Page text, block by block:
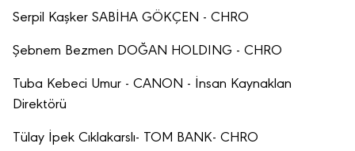
Serpil Kaşker SABİHA GÖKÇEN - CHRO
Şebnem Bezmen DOĞAN HOLDING - CHRO
Tuba Kebeci Umur - CANON - İnsan Kaynaklan
Direktörü
Tülay İpek Cıklakarslı- TOM BANK- CHRO